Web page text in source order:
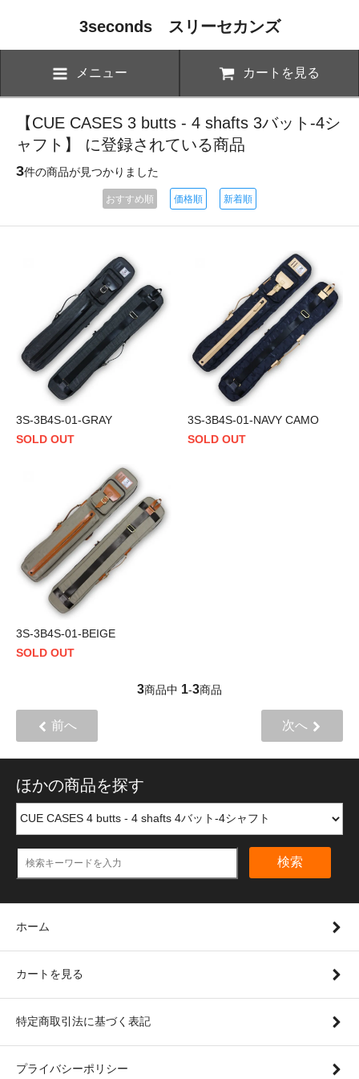
3seconds スリーセカンズ
メニュー カートを見る
【CUE CASES 3 butts - 4 shafts 3バット-4シ
ャフト】 に登録されている商品
3件の商品が見つかりました
おすすめ順 価格順 新着順
3S-3B4S-01-GRAY
SOLD OUT
3S-3B4S-01-NAVY CAMO
SOLD OUT
3S-3B4S-01-BEIGE
SOLD OUT
3商品中 1-3商品
前へ 次へ
ほかの商品を探す
検索
ホーム
カートを見る
特定商取引法に基づく表記
プライバシーポリシー